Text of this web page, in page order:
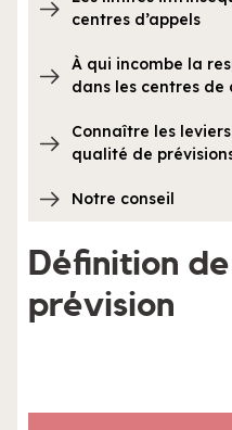
centres d’appels
À qui incombe la
dans les centres de
Connaître les
qualité de
Notre conseil
Définition
prévision